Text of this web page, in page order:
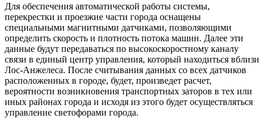
Для обеспечения автоматической работы системы,
перекрестки и проезжие части города оснащены
специальными магнитными датчиками, позволяющими
определить скорость и плотность потока машин. Далее эти
данные будут передаваться по высокоскоростному каналу
связи в единый центр управления, который находиться вблизи
Лос-Анжелеса. После считывания данных со всех датчиков
расположенных в городе, будет, произведет расчет,
вероятности возникновения транспортных заторов в тех или
иных районах города и исходя из этого будет осуществляться
управление светофорами города.